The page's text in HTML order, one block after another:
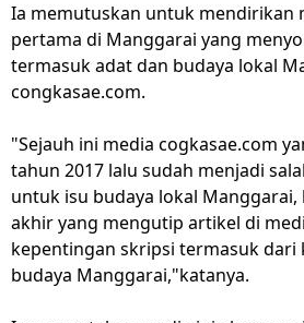
Ia memutuskan untuk mendirikan
pertama di Manggarai yang
termasuk adat dan budaya lokal
congkasae.com.
"Sejauh ini media cogkasae.com
tahun 2017 lalu sudah menjadi
untuk isu budaya lokal Manggarai,
akhir yang mengutip artikel di
kepentingan skripsi termasuk dari
budaya Manggarai,"katanya.